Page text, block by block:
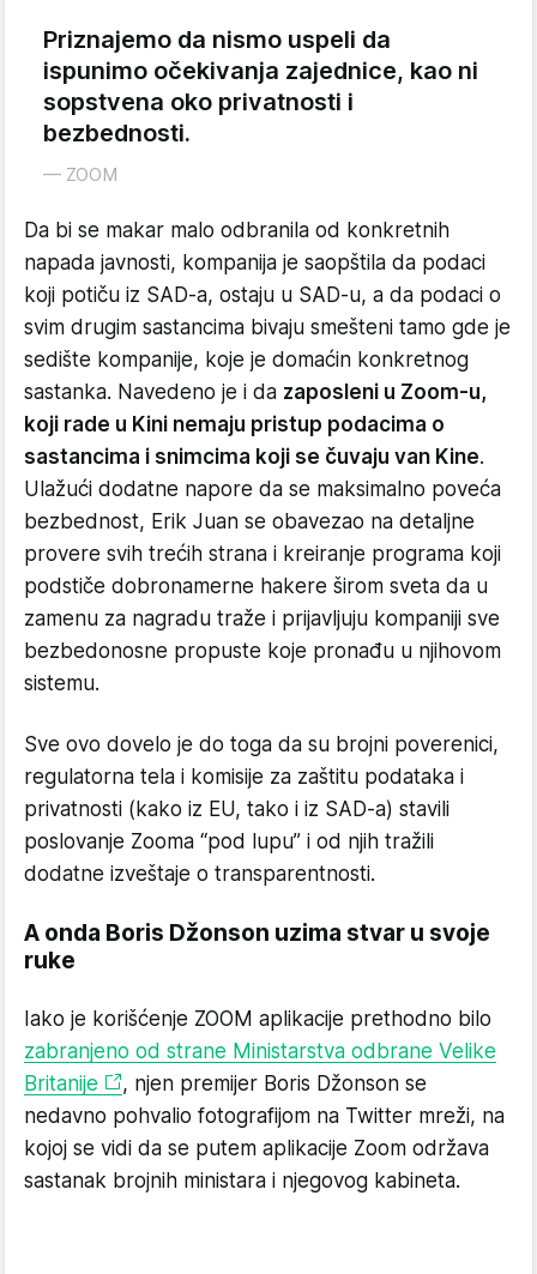
Priznajemo da nismo uspeli da
ispunimo očekivanja zajednice, kao ni
sopstvena oko privatnosti i
bezbednosti.
ZOOM
Da bi se makar malo odbranila od konkretnih
napada javnosti, kompanija je saopštila da podaci
koji potiču iz SAD-a, ostaju u SAD-u, a da podaci o
svim drugim sastancima bivaju smešteni tamo gde je
sedište kompanije, koje je domaćin konkretnog
sastanka. Navedeno je i da zaposleni u Zoom-u,
koji rade u Kini nemaju pristup podacima o
sastancima i snimcima koji se čuvaju van Kine.
Ulažući dodatne napore da se maksimalno poveća
bezbednost, Erik Juan se obavezao na detaljne
provere svih trećih strana i kreiranje programa koji
podstiče dobronamerne hakere širom sveta da u
zamenu za nagradu traže i prijavljuju kompaniji sve
bezbedonosne propuste koje pronađu u njihovom
sistemu.
Sve ovo dovelo je do toga da su brojni poverenici,
regulatorna tela i komisije za zaštitu podataka i
privatnosti (kako iz EU, tako i iz SAD-a) stavili
poslovanje Zooma “pod lupu” i od njih tražili
dodatne izveštaje o transparentnosti.
A onda Boris Džonson uzima stvar u svoje
ruke
Iako je korišćenje ZOOM aplikacije prethodno bilo
zabranjeno od strane Ministarstva odbrane Velike
Britanije
, njen premijer Boris Džonson se
nedavno pohvalio fotografijom na Twitter mreži, na
kojoj se vidi da se putem aplikacije Zoom održava
sastanak brojnih ministara i njegovog kabineta.